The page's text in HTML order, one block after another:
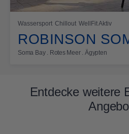
Wassersport Chillout WellFit Aktiv
ROBINSON
Soma Bay . Rotes Meer . Ägypten
Entdecke weitere